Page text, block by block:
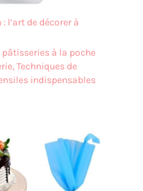
l’art de décorer à
à la poche
,Techniques de
indispensables